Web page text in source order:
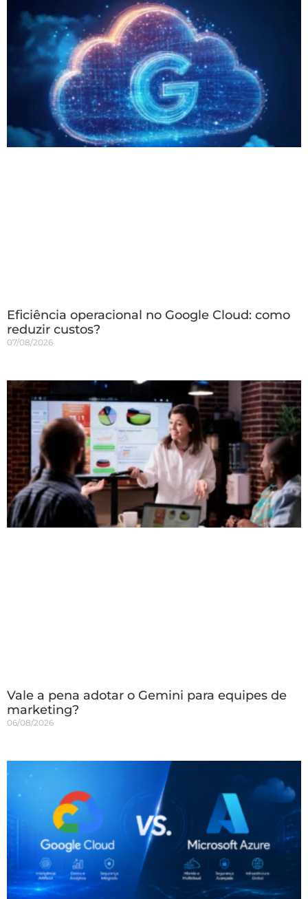
Eficiência operacional no Google Cloud: como
reduzir custos?
07/08/2026
Vale a pena adotar o Gemini para equipes de
marketing?
06/08/2026